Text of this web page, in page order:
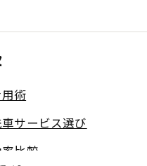
術
サービス選び
比較